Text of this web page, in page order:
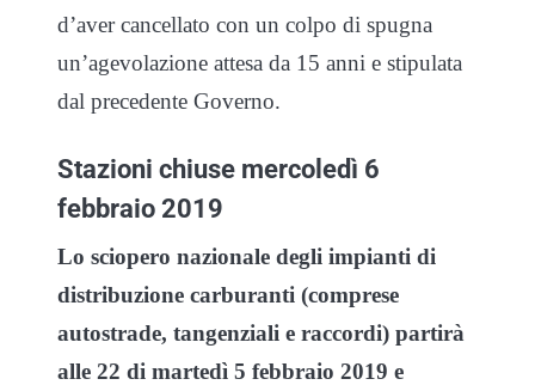
d’aver cancellato con un colpo di spugna
un’agevolazione attesa da 15 anni e stipulata
dal precedente Governo.
Stazioni chiuse mercoledì 6
febbraio 2019
Lo sciopero nazionale degli impianti di
distribuzione carburanti (comprese
autostrade, tangenziali e raccordi) partirà
alle 22 di martedì 5 febbraio 2019 e